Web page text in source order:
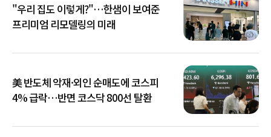
"우리 집도 이렇게?"…한샘이 보여준
프리미엄 리모델링의 미래
美 반도체 악재·외인 순매도에 코스피
4% 급락…반면 코스닥 800선 탈환